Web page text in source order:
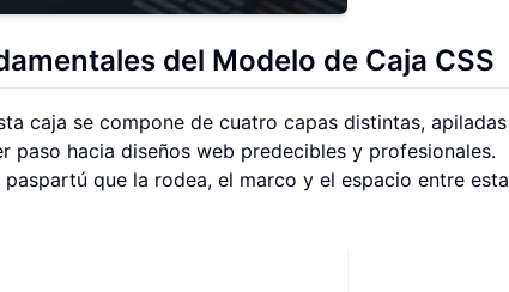
del Modelo de Caja CSS
caja se compone de cuatro capas distintas, apiladas
paso hacia diseños web predecibles y profesionales.
que la rodea, el marco y el espacio entre esta